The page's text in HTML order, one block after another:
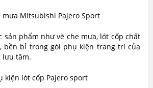
mưa Mitsubishi Pajero Sport
sản phẩm như vè che mưa, lót cốp chất
bền bỉ trong gói phụ kiện trang trí của
lưu tâm.
kiện lót cốp Pajero sport